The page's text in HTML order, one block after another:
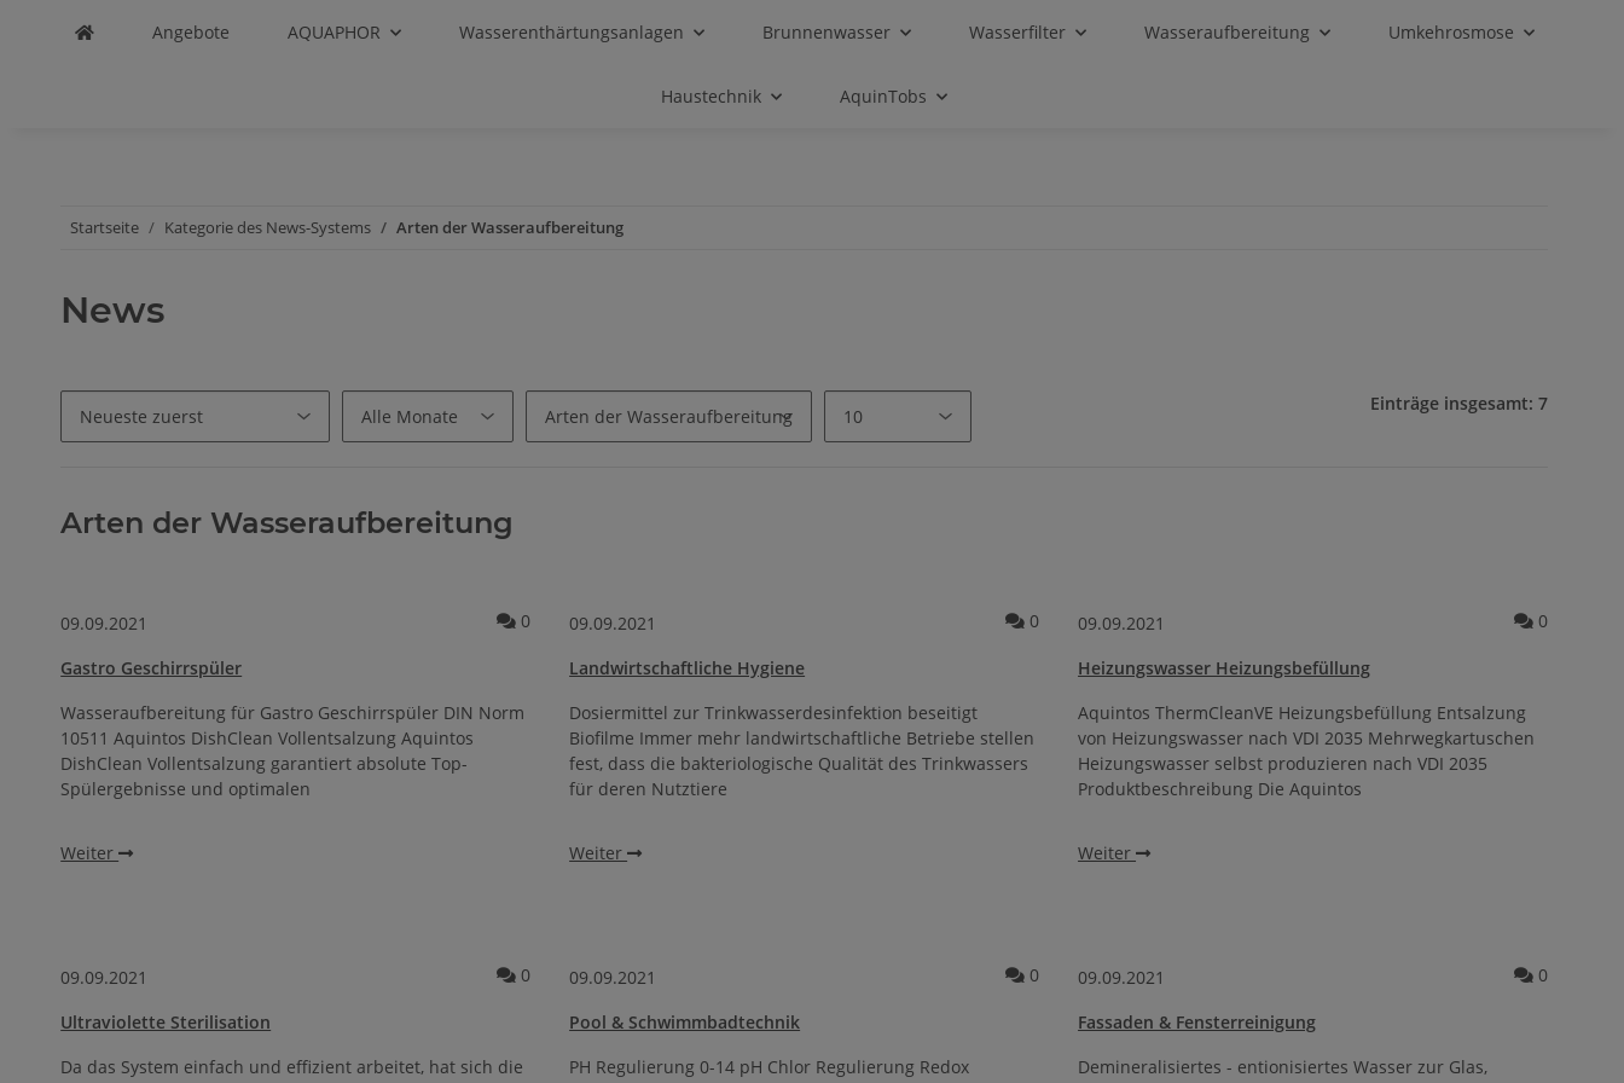
Angebote AQUAPHOR Wasserenthärtungsanlagen Brunnenwasser Wasserfilter Wasseraufbereitung Umkehrosmose
Haustechnik AquinTobs
Startseite Kategorie des News-Systems Arten der Wasseraufbereitung
News
Einträge insgesamt: 7
Arten der Wasseraufbereitung
09.09.2021 Kommentare
0
Gastro Geschirrspüler
Wasseraufbereitung für Gastro Geschirrspüler DIN Norm
10511 Aquintos DishClean Vollentsalzung Aquintos
DishClean Vollentsalzung garantiert absolute Top-
Spülergebnisse und optimalen
Weiter
09.09.2021 Kommentare
0
Landwirtschaftliche Hygiene
Dosiermittel zur Trinkwasserdesinfektion beseitigt
Biofilme Immer mehr landwirtschaftliche Betriebe stellen
fest, dass die bakteriologische Qualität des Trinkwassers
für deren Nutztiere
Weiter
09.09.2021 0
Heizungswasser Heizungsbefüllung
Aquintos ThermCleanVE Heizungsbefüllung Entsalzung
von Heizungswasser nach VDI 2035 Mehrwegkartuschen
Heizungswasser selbst produzieren nach VDI 2035
Produktbeschreibung Die Aquintos
Weiter
09.09.2021 Kommentare
0
Ultraviolette Sterilisation
Da das System einfach und effizient arbeitet, hat sich die
09.09.2021 Kommentare
0
Pool & Schwimmbadtechnik
PH Regulierung 0-14 pH Chlor Regulierung Redox
09.09.2021 0
Fassaden & Fensterreinigung
Demineralisiertes - entionisiertes Wasser zur Glas,